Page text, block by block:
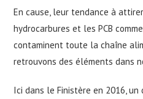
En cause, leur tendance à
hydrocarbures et les PCB
contaminent toute la chaîne
retrouvons des éléments dans
Ici dans le Finistère en 2016,